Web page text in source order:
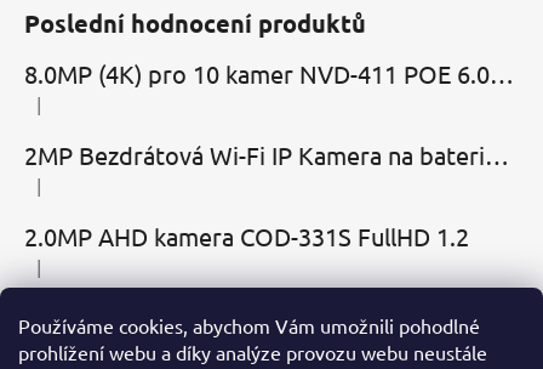
Používáme cookies, abychom Vám umožnili pohodlné
prohlížení webu a díky analýze provozu webu neustále
Poslední hodnocení produktů
8.0MP (4K) pro 10 kamer NVD-411 POE 6.0 Cloud
Hodnocení produktu je 5 z 5 hvězdiček.
|
2MP Bezdrátová Wi-Fi IP Kamera na baterie MBC-Cubic s mikrofonem, reproduktorem a slotem microSD
Hodnocení produktu je 2 z 5 hvězdiček.
|
2.0MP AHD kamera COD-331S FullHD 1.2
Hodnocení produktu je 5 z 5 hvězdiček.
|
Přijímáme online platby